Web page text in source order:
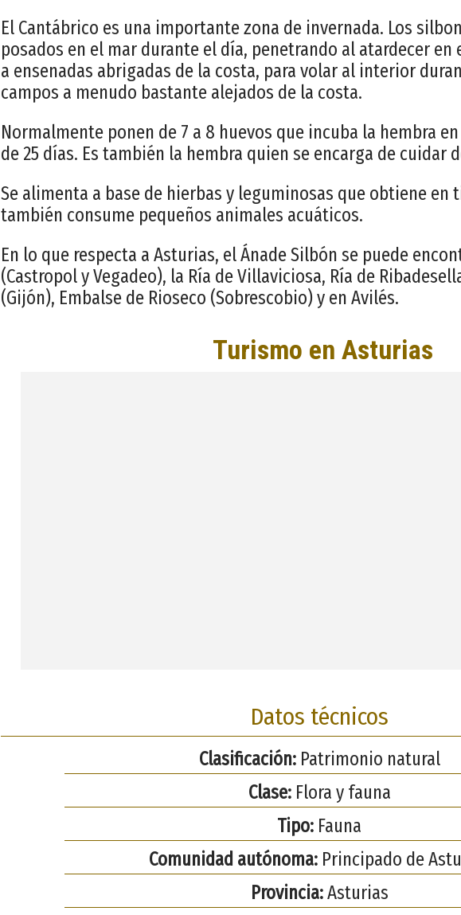
El Cantábrico es una importante zona de invernada. Los
posados en el mar durante el día, penetrando al atardecer en
a ensenadas abrigadas de la costa, para volar al interior
campos a menudo bastante alejados de la costa.
Normalmente ponen de 7 a 8 huevos que incuba la hembra
de 25 días. Es también la hembra quien se encarga de cuidar
Se alimenta a base de hierbas y leguminosas que obtiene en
también consume pequeños animales acuáticos.
En lo que respecta a Asturias, el Ánade Silbón se puede
(Castropol y Vegadeo), la Ría de Villaviciosa, Ría de
(Gijón), Embalse de Rioseco (Sobrescobio) y en Avilés.
Datos técnicos
Clasificación:Patrimonio natural
Clase:Flora y fauna
Tipo: Fauna
Comunidad autónoma: Principado de
Provincia:Asturias